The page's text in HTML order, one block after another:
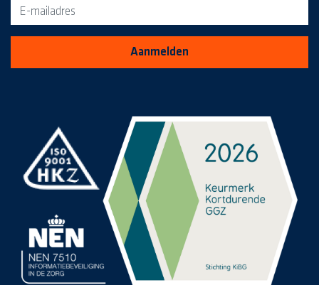
Aanmelden